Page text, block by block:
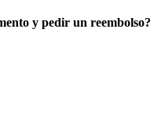
y pedir un reembolso?